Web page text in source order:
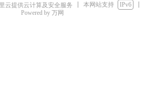
云提供云计算及安全服务 本网站支持
IPv6
Powered by 万网